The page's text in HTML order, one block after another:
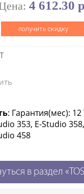
4 612.30
получить скидку
: Гарантия(мес): 12
353, E-Studio
458
в раздел